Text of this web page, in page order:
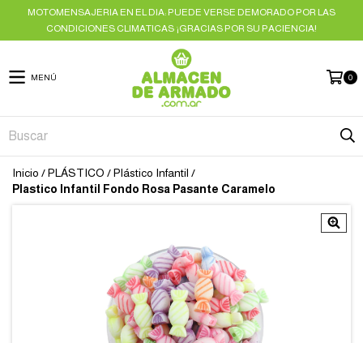
MOTOMENSAJERIA EN EL DIA: PUEDE VERSE DEMORADO POR LAS
CONDICIONES CLIMATICAS ¡GRACIAS POR SU PACIENCIA!
MENÚ 0
Inicio /PLÁSTICO /Plástico Infantil /
Plastico Infantil Fondo Rosa Pasante Caramelo